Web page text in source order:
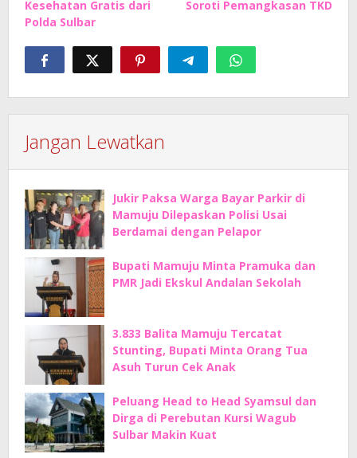
Kesehatan Gratis dari
Polda Sulbar
Soroti Pemangkasan TKD
Jangan Lewatkan
Jukir Paksa Warga Bayar Parkir di
Mamuju Dilepaskan Polisi Usai
Berdamai dengan Pelapor
Bupati Mamuju Minta Pramuka dan
PMR Jadi Ekskul Andalan Sekolah
3.833 Balita Mamuju Tercatat
Stunting, Bupati Minta Orang Tua
Asuh Turun Cek Anak
Peluang Head to Head Syamsul dan
Dirga di Perebutan Kursi Wagub
Sulbar Makin Kuat